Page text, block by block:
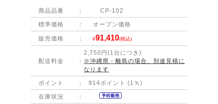
商品品番 ： CP-102
標準価格 ： オープン価格
販売価格 ： ¥91,410(税込)
配送料金 ：
2,750円(1台につき)
※沖縄県・離島の場合、別途見積に
なります
ポイント ： 914ポイント (1％)
在庫状況 ：